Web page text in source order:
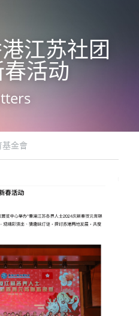
江苏社团
活动
金會